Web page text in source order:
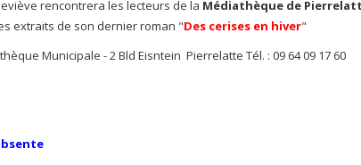
rencontrera les lecteurs de la Médiathèque de
extraits de son dernier roman "Des cerises en hiver"
Municipale - 2 Bld Eisntein Pierrelatte Tél. : 09 64 09 17 60